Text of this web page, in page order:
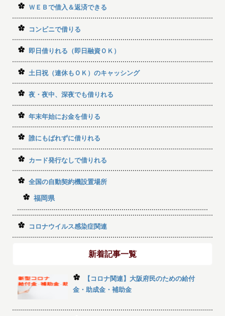
ＷＥＢで借入＆返済できる
コンビニで借りる
即日借りれる（即日融資ＯＫ）
土日祝（連休もＯＫ）のキャッシング
夜・夜中、深夜でも借りれる
年末年始にお金を借りる
誰にもばれずに借りれる
カード発行なしで借りれる
全国の自動契約機設置場所
福岡県
コロナウイルス感染症関連
新着記事一覧
【コロナ関連】大阪府民のための給付
金・助成金・補助金